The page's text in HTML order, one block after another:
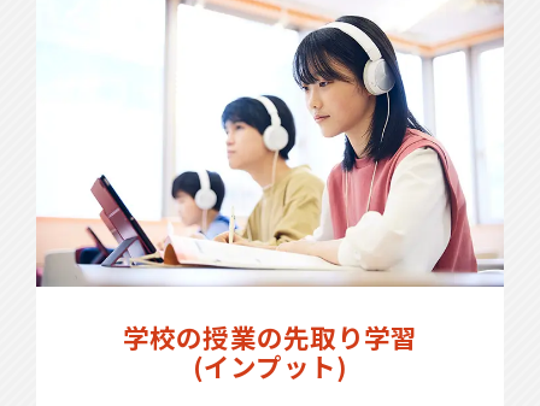
学校の授業の先取り学習
(インプット)